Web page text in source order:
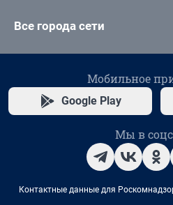
Все города сети
Мобильное
Google Play
Мы в
Контактные данные для